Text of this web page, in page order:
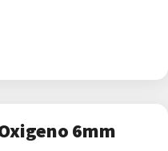
6mm